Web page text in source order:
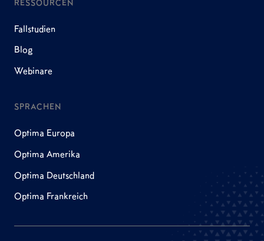
RESSOURCEN
Fallstudien
Blog
Webinare
SPRACHEN
Optima Europa
Optima Amerika
Optima Deutschland
Optima Frankreich